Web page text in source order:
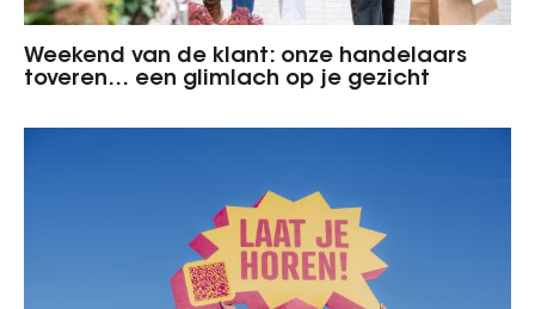
Weekend van de klant: onze handelaars
toveren… een glimlach op je gezicht